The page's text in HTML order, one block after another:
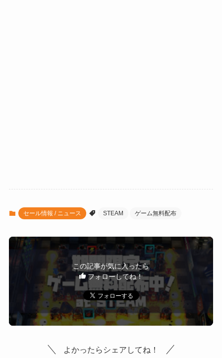
セール情報 / ニュース STEAM ゲーム無料配布
この記事が気に入ったら
フォローしてね！
よかったらシェアしてね！